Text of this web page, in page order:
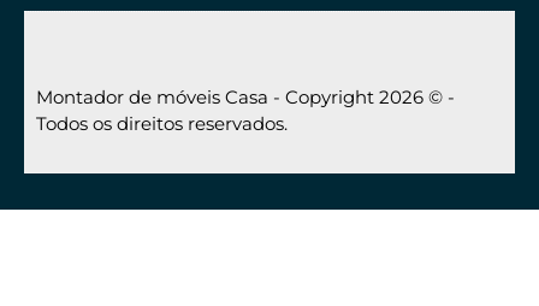
Montador de móveis Casa - Copyright 2026 © -
Todos os direitos reservados.